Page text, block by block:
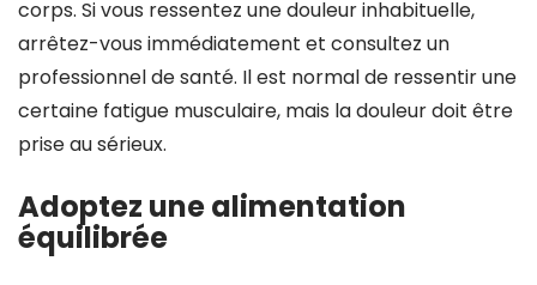
corps. Si vous ressentez une douleur inhabituelle,
arrêtez-vous immédiatement et consultez un
professionnel de santé. Il est normal de ressentir une
certaine fatigue musculaire, mais la douleur doit être
prise au sérieux.
Adoptez une alimentation
équilibrée